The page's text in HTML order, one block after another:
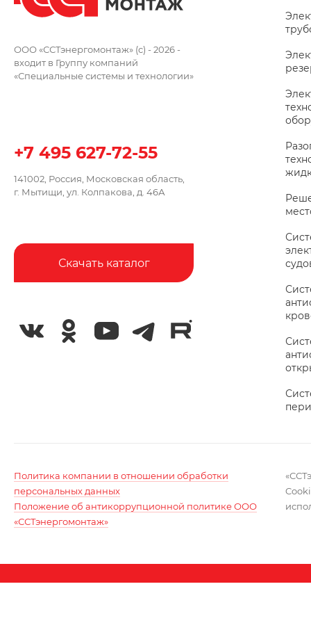
ООО «ССТэнергомонтаж» (c) - 2026 -
входит в Группу компаний
«Специальные системы и технологии»
+7 495 627-72-55
141002, Россия, Московская область,
г. Мытищи, ул. Колпакова, д. 46А
Скачать каталог
Политика компании в отношении обработки
персональных данных
Положение об антикоррупционной политике ООО
«ССТэнергомонтаж»